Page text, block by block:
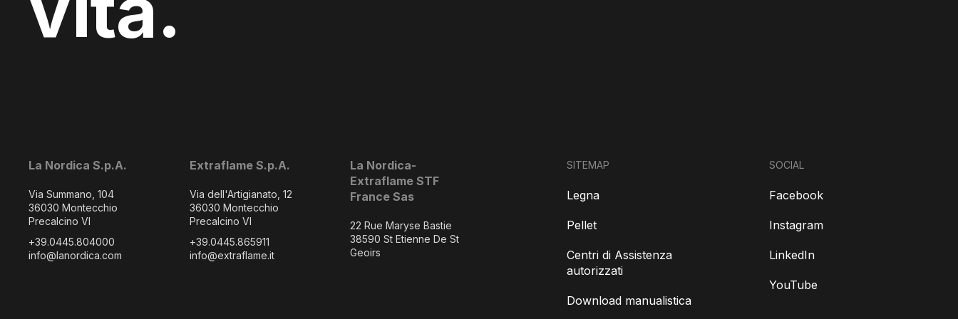
La Nordica S.p.A.
Via Summano, 104
36030 Montecchio
Precalcino VI
+39.0445.804000
info@lanordica.com
Extraflame S.p.A.
Via dell'Artigianato, 12
36030 Montecchio
Precalcino VI
+39.0445.865911
info@extraflame.it
La Nordica-
Extraflame STF
France Sas
22 Rue Maryse Bastie
38590 St Etienne De St
Geoirs
SITEMAP
Legna
Pellet
Centri di Assistenza
autorizzati
Download manualistica
SOCIAL
Facebook
Instagram
LinkedIn
YouTube